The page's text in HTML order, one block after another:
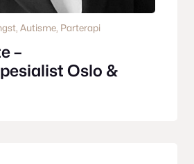
, Autisme, Parterapi
–
Oslo &